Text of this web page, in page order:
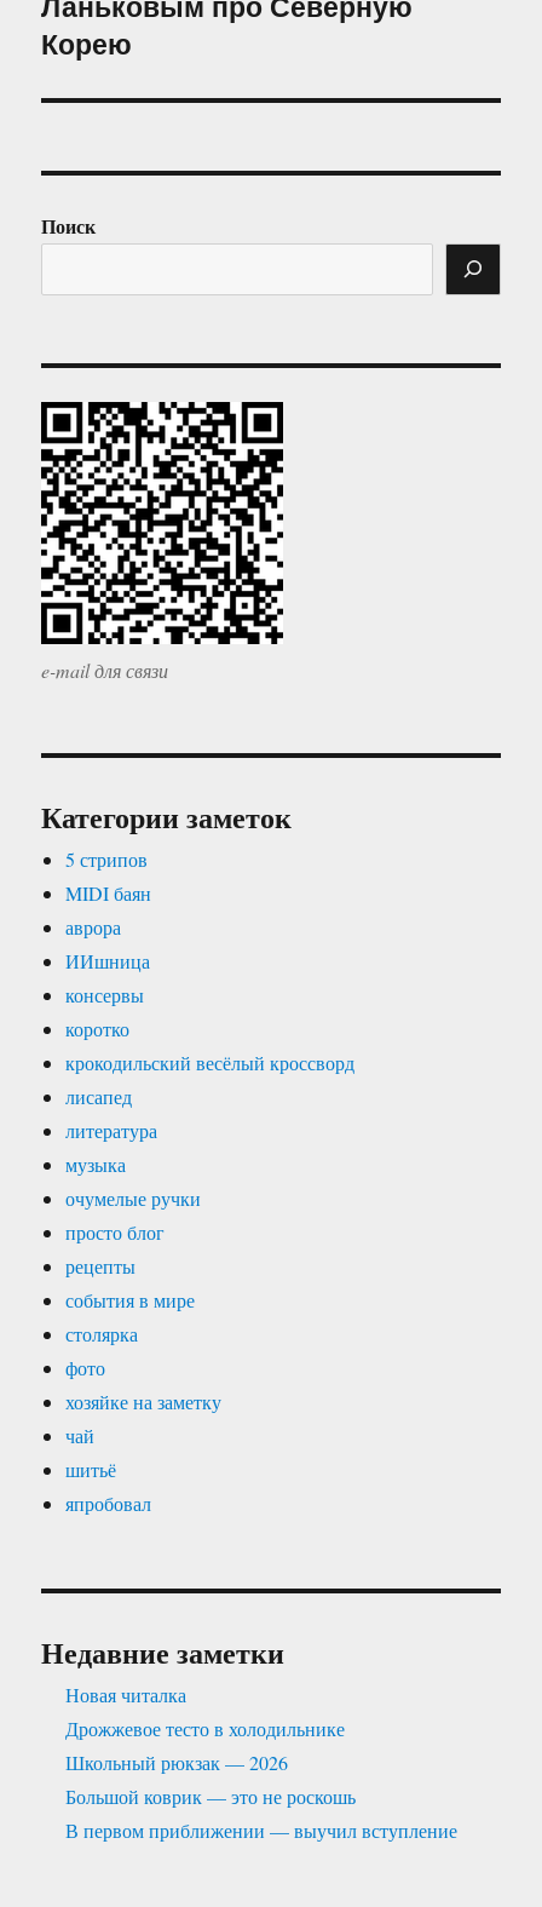
Корею
Поиск
e-mail для связи
Категории заметок
5 стрипов
MIDI баян
аврора
ИИшница
консервы
коротко
крокодильский весёлый кроссворд
лисапед
литература
музыка
очумелые ручки
просто блог
рецепты
события в мире
столярка
фото
хозяйке на заметку
чай
шитьё
япробовал
Недавние заметки
Новая читалка
Дрожжевое тесто в холодильнике
Школьный рюкзак — 2026
Большой коврик — это не роскошь
В первом приближении — выучил вступление